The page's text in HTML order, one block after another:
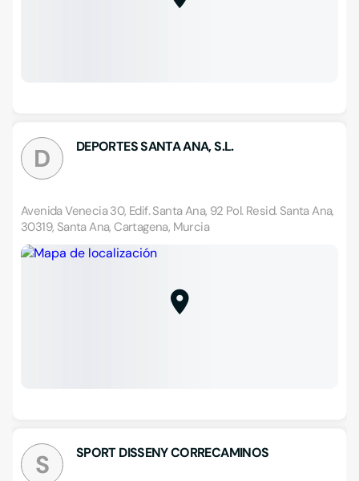
D DEPORTES SANTA ANA, S.L.
Avenida Venecia 30, Edif. Santa Ana, 92 Pol. Resid. Santa Ana,
30319, Santa Ana, Cartagena, Murcia
S SPORT DISSENY CORRECAMINOS